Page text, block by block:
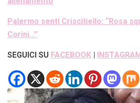
Palermo senti Criscitiello: “Rosa
Corini…”
SEGUICI SU FACEBOOK |